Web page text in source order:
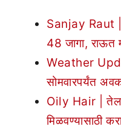
Sanjay Raut |
48 जागा, राऊत
Weather
सोमवारपर्यंत
Oily Hair |
मिळवण्यासाठी